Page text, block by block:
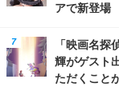
アで新登場
「映画名
輝がゲスト
ただくこと